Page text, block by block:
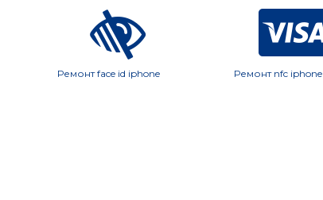
Ремонт face id iphone Ремонт nfc iphone